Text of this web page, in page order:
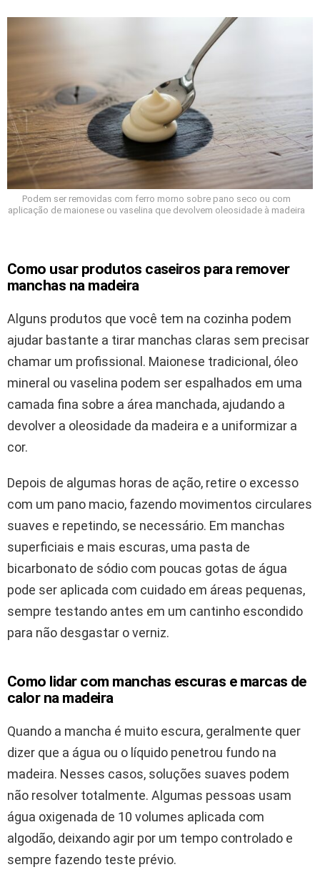
Podem ser removidas com ferro morno sobre pano seco ou com
aplicação de maionese ou vaselina que devolvem oleosidade à madeira
Como usar produtos caseiros para remover
manchas na madeira
Alguns produtos que você tem na cozinha podem
ajudar bastante a tirar manchas claras sem precisar
chamar um profissional. Maionese tradicional, óleo
mineral ou vaselina podem ser espalhados em uma
camada fina sobre a área manchada, ajudando a
devolver a oleosidade da madeira e a uniformizar a
cor.
Depois de algumas horas de ação, retire o excesso
com um pano macio, fazendo movimentos circulares
suaves e repetindo, se necessário. Em manchas
superficiais e mais escuras, uma pasta de
bicarbonato de sódio com poucas gotas de água
pode ser aplicada com cuidado em áreas pequenas,
sempre testando antes em um cantinho escondido
para não desgastar o verniz.
Como lidar com manchas escuras e marcas de
calor na madeira
Quando a mancha é muito escura, geralmente quer
dizer que a água ou o líquido penetrou fundo na
madeira. Nesses casos, soluções suaves podem
não resolver totalmente. Algumas pessoas usam
água oxigenada de 10 volumes aplicada com
algodão, deixando agir por um tempo controlado e
sempre fazendo teste prévio.